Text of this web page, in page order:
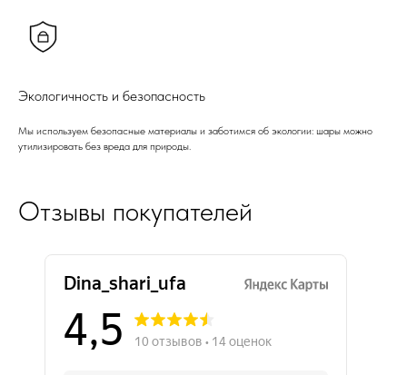
Экологичность и безопасность
Мы используем безопасные материалы и заботимся об экологии: шары можно
утилизировать без вреда для природы.
Отзывы покупателей